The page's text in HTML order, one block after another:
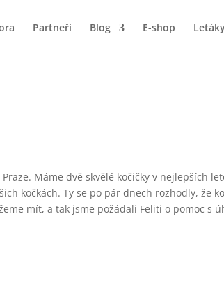
Partneři Blog E-shop
Máme dvě skvělé kočičky v nejlepších
kočkách. Ty se po pár dnech rozhodly, že
mít, a tak jsme požádali Feliti o pomoc s